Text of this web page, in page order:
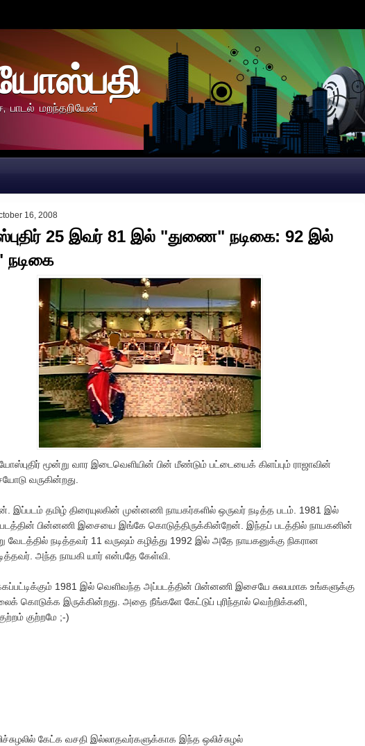
பாடல் மறந்தறியேன்
16, 2008
25 இவர் 81 இல் "துணை" நடிகை: 92 இல்
மூன்று வார இடைவெளியின் பின் மீண்டும் பட்டையைக் கிளப்பும் ராஜாவின்
வருகின்றது.
இப்படம் தமிழ் திரையுலகின் முன்னணி நாயகர்களில் ஒருவர் நடித்த படம். 1981 இல்
பின்னணி இசையை இங்கே கொடுத்திருக்கின்றேன். இந்தப் படத்தில் நாயகனின்
வேடத்தில் நடித்தவர் 11 வருஷம் கழித்து 1992 இல் அதே நாயகனுக்கு நிகரான
அந்த நாயகி யார் என்பதே கேள்வி.
1981 இல் வெளிவந்த அப்படத்தின் பின்னணி இசையே சுலபமாக உங்களுக்கு
கொடுக்க இருக்கின்றது. அதை நீங்களே கேட்டுப் புரிந்தால் வெற்றிக்கனி,
குற்றமே ;-)
கேட்க வசதி இல்லாதவர்களுக்காக இந்த ஒலிச்சுழல்